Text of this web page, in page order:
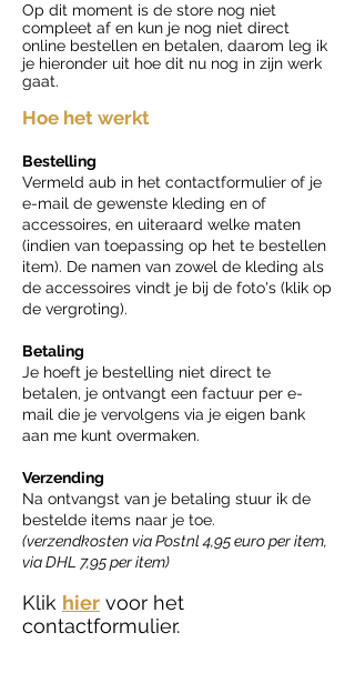
Op dit moment is de store nog niet
compleet af en kun je nog niet direct
online bestellen en betalen, daarom leg ik
je hieronder uit hoe dit nu nog in zijn werk
gaat.
Hoe het werkt
Bestelling
Vermeld aub in het contactformulier of je
e-mail de gewenste kleding en of
accessoires, en uiteraard welke maten
(indien van toepassing op het te bestellen
item). De namen van zowel de kleding als
de accessoires vindt je bij de foto's (klik op
de vergroting).
Betaling
Je hoeft je bestelling niet direct te
betalen, je ontvangt een factuur per e-
mail die je vervolgens via je eigen bank
aan me kunt overmaken.
Verzending
Na ontvangst van je betaling stuur ik de
bestelde items naar je toe.
(verzendkosten via Postnl 4,95 euro per item,
via DHL 7,95 per item)
Klik hier voor het
contactformulier.